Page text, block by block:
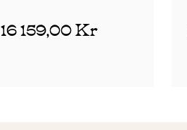
16 159,00 Kr